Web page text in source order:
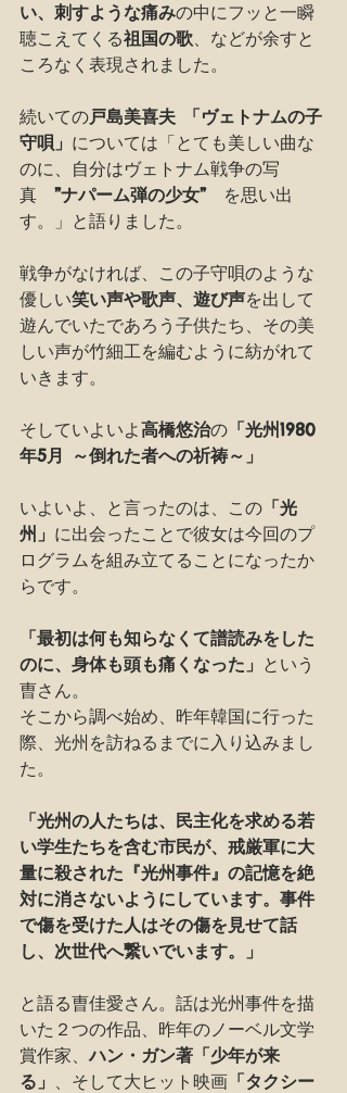
い、刺すような痛みの中にフッと一瞬
聴こえてくる祖国の歌、などが余すと
ころなく表現されました。
続いての戸島美喜夫 「ヴェトナムの子
守唄」 については「とても美しい曲な
のに、自分はヴェトナム戦争の写
真 ”ナパーム弾の少女” を思い出
す。」と語りました。
戦争がなければ、この子守唄のような
優しい笑い声や歌声、遊び声を出して
遊んでいたであろう子供たち、その美
しい声が竹細工を編むように紡がれて
いきます。
そしていよいよ高橋悠治の 「光州1980
年5月 ～倒れた者への祈祷～」
いよいよ、と言ったのは、この 「光
州」 に出会ったことで彼女は今回のプ
ログラムを組み立てることになったか
らです。
「最初は何も知らなくて譜読みをした
のに、身体も頭も痛くなった」 という
曺さん。
そこから調べ始め、昨年韓国に行った
際、光州を訪ねるまでに入り込みまし
た。
「光州の人たちは、民主化を求める若
い学生たちを含む市民が、戒厳軍に大
量に殺された『光州事件』の記憶を絶
対に消さないようにしています。事件
で傷を受けた人はその傷を見せて話
し、次世代へ繋いでいます。」
と語る曺佳愛さん。話は光州事件を描
いた２つの作品、昨年のノーベル文学
賞作家、ハン・ガン著「少年が来
る」 、そして大ヒット映画 「タクシー